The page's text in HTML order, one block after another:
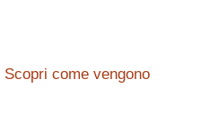
Scopri come vengono